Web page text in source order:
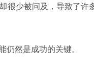
很少被问及，导致了许
仍然是成功的关键。